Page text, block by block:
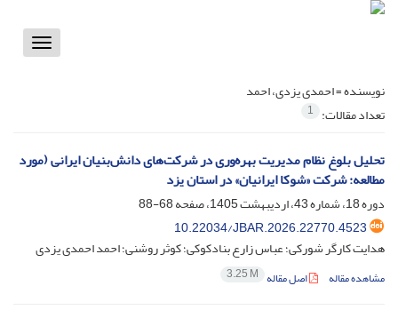
Toggle
نویسنده =احمدی یزدی، احمد
تعداد مقالات: 1
تحلیل بلوغ نظام مدیریت بهره‌وری در شرکت‌های دانش‌بنیان ایرانی (مورد
مطالعه: شرکت «شوکا ایرانیان» در استان یزد
دوره 18، شماره 43، اردیبهشت 1405، صفحه
68-88
10.22034/JBAR.2026.22770.4523
هدایت کارگر شورکی؛ عباس زارع بنادکوکی؛ کوثر روشنی؛ احمد احمدی یزدی
مشاهده مقاله اصل مقاله 3.25 M